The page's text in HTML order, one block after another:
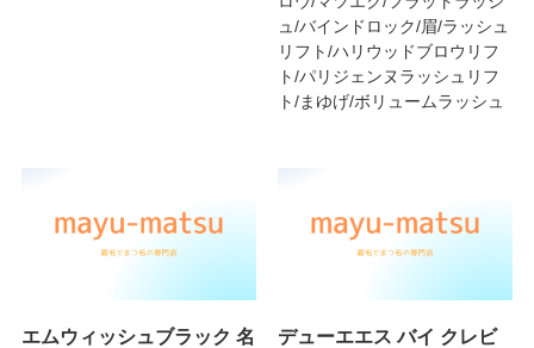
ュ/バインドロック/眉/ラッシュ
リフト/ハリウッドブロウリフ
ト/パリジェンヌラッシュリフ
ト/まゆげ/ボリュームラッシュ
エムウィッシュブラック 名
デューエエス バイ クレビ